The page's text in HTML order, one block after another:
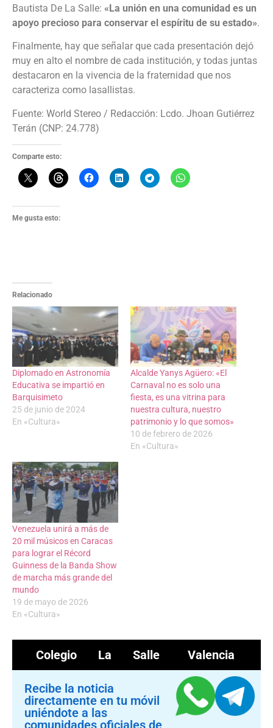
Bautista De La Salle: «La unión en una comunidad es un
apoyo precioso para conservar el espíritu de su estado».
Finalmente, hay que señalar que cada presentación dejó
muy en alto el nombre de cada institución, y todas juntas
destacaron en la vivencia de la fraternidad que nos
caracteriza como lasallistas.
Fuente: World Stereo / Redacción: Lcdo. Jhoan Gutiérrez
Terán (CNP: 24.778)
Comparte esto:
Me gusta esto:
Relacionado
Diplomado en Astronomía
Educativa se impartió en
Barquisimeto
25 de junio de 2024
En «Cultura»
Alcalde Yanys Agüero: «El
Carnaval no es solo una
fiesta, es una vitrina para
nuestra cultura, nuestro
patrimonio y lo que somos»
10 de febrero de 2026
En «Cultura»
Venezuela unirá a más de
20 mil músicos en Caracas
para lograr el Récord
Guinness de la Banda Show
de marcha más grande del
mundo
19 de mayo de 2026
En «Cultura»
Colegio La Salle Valencia
Recibe la noticia
directamente en tu móvil
uniéndote a las
comunidades oficiales de